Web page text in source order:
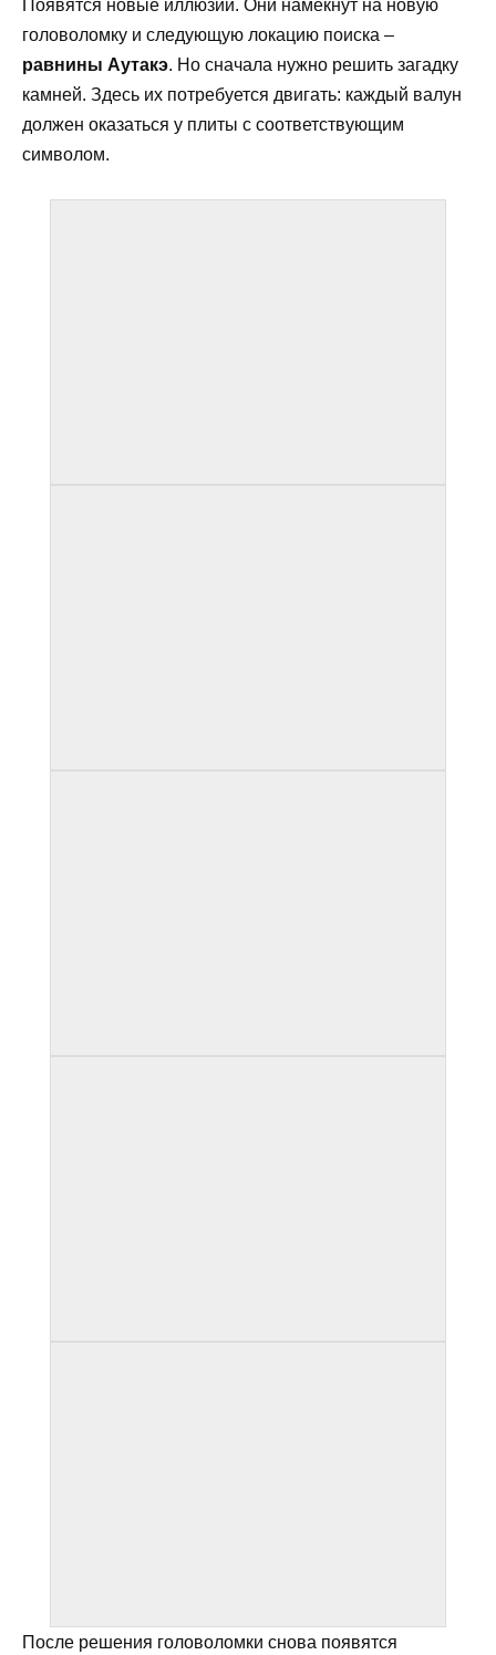
Появятся новые иллюзии. Они намекнут на новую
головоломку и следующую локацию поиска –
равнины Аутакэ. Но сначала нужно решить загадку
камней. Здесь их потребуется двигать: каждый валун
должен оказаться у плиты с соответствующим
символом.
После решения головоломки снова появятся